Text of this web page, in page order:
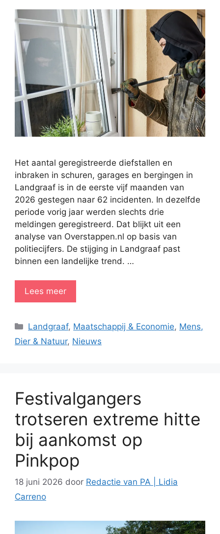
Het aantal geregistreerde diefstallen en
inbraken in schuren, garages en bergingen in
Landgraaf is in de eerste vijf maanden van
2026 gestegen naar 62 incidenten. In dezelfde
periode vorig jaar werden slechts drie
meldingen geregistreerd. Dat blijkt uit een
analyse van Overstappen.nl op basis van
politiecijfers. De stijging in Landgraaf past
binnen een landelijke trend. …
Lees meer
Categorieën
Landgraaf, Maatschappij & Economie, Mens,
Dier & Natuur, Nieuws
Festivalgangers
trotseren extreme hitte
bij aankomst op
Pinkpop
18 juni 2026 door Redactie van PA | Lidia
Carreno